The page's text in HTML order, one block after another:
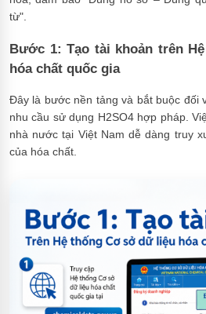
từ".
Bước 1: Tạo tài khoản trên
hóa chất quốc gia
Đây là bước nền tảng và bắt buộc đối
nhu cầu sử dụng H2SO4 hợp pháp.
nhà nước tại Việt Nam dễ dàng truy
của hóa chất.